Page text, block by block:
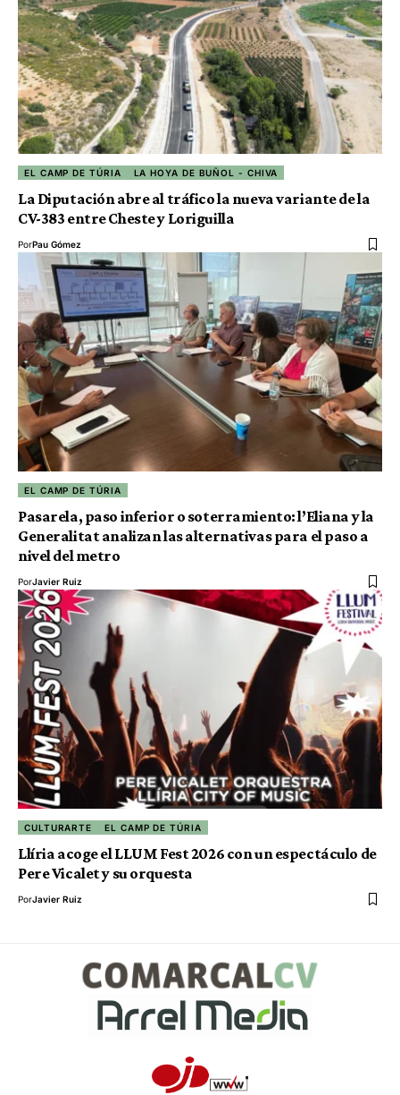
EL CAMP DE TÚRIA LA HOYA DE BUÑOL - CHIVA
La Diputación abre al tráfico la nueva variante de la
CV-383 entre Cheste y Loriguilla
PorPau Gómez
EL CAMP DE TÚRIA
Pasarela, paso inferior o soterramiento: l’Eliana y la
Generalitat analizan las alternativas para el paso a
nivel del metro
PorJavier Ruiz
CULTURARTE EL CAMP DE TÚRIA
Llíria acoge el LLUM Fest 2026 con un espectáculo de
Pere Vicalet y su orquesta
PorJavier Ruiz